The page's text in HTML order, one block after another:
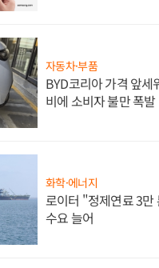
자동차·부품
BYD코리아 가격 앞세
비에 소비자 불만 폭발
화학·에너지
로이터 "정제연료 3만
수요 늘어